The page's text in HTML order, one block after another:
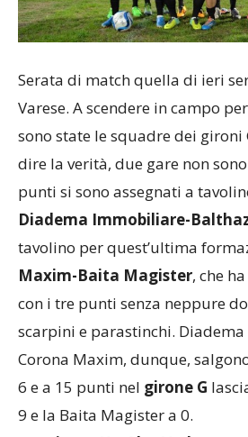
Serata di match quella di ieri
Varese. A scendere in campo
sono state le squadre dei gironi
dire la verità, due gare non
punti si sono assegnati a
Diadema Immobiliare-
tavolino per quest’ultima
Maxim-Baita Magister, che
con i tre punti senza neppure
scarpini e parastinchi.
Corona Maxim, dunque,
6 e a 15 punti nel girone G
9 e la Baita Magister a 0.